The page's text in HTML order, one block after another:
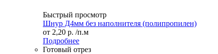
Быстрый просмотр
Шнур Д4мм без наполнителя (полипропилен)
от 2,20 р. /п.м
Подробнее
Готовый отрез